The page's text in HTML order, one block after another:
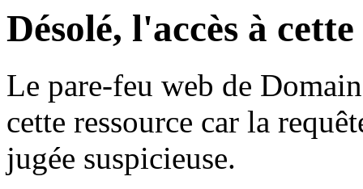
Désolé, l'accès à
Le pare-feu web de
cette ressource car la
jugée suspicieuse.